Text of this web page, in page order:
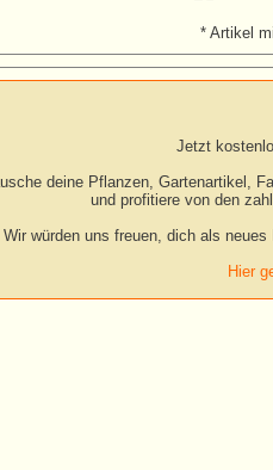
* Artikel
Jetzt
deine Pflanzen, Gartenartikel,
und profitiere von den
Wir würden uns freuen, dich als
Hier